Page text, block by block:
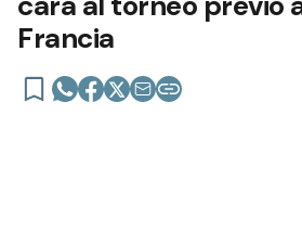
Las Panteras viajaron
cara al torneo previo
Francia